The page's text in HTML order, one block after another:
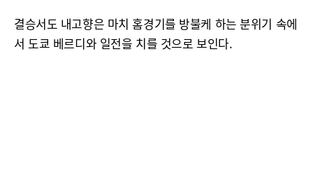
결승서도 내고향은 마치 홈경기를 방불케 하는 분위기 속에
서 도쿄 베르디와 일전을 치를 것으로 보인다.